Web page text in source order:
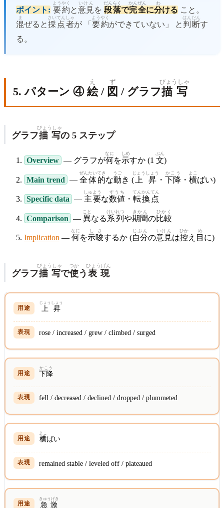
ポイント: 要約
ようやく
と意見
いけん
を 段落
だんらく
で完
かん
全
ぜん
に分
わ
ける こと。
混
ま
ぜると採点
さいてん
者
しゃ
が 「 要約
ようやく
ができていない」 と 判断
はんだん
す
る。
5. パターン ④ 絵
え
/ 図
ず
/ グラフ描写
びょうしゃ
グラフ描写
びょうしゃ
の 5 ステップ
Overview — グラフが何
なに
を示
しめ
すか (1 文
ぶん
)
Main trend — 全体
ぜんたい
的
てき
な動
うご
き ( 上昇
じょうしょう
・ 下降
かこう
・ 横
よこ
ばい)
Specific data — 主要
しゅよう
な数値
すうち
・ 転換
てんかん
点
てん
Comparison — 異
こと
なる系列
けいれつ
や期間
きかん
の比較
ひかく
Implication — 何
なに
を示唆
しさ
するか (自分
じぶん
の意見
いけん
は控
ひか
え 目
め
に)
グラフ描写
びょうしゃ
で使
つか
う 表現
ひょうげん
上昇
じょうしょう
rose / increased / grew / climbed / surged
下降
かこう
fell / decreased / declined / dropped / plummeted
横
よこ
ばい
remained stable / leveled off / plateaued
急激
きゅうげき